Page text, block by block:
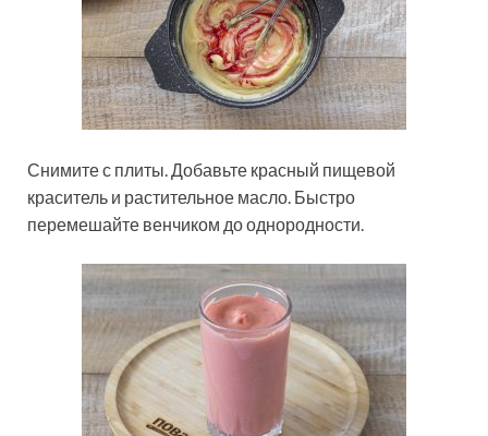
Снимите с плиты. Добавьте красный пищевой
краситель и растительное масло. Быстро
перемешайте венчиком до однородности.